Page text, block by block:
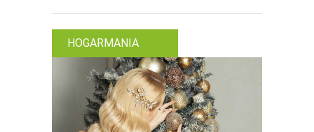
HOGARMANIA